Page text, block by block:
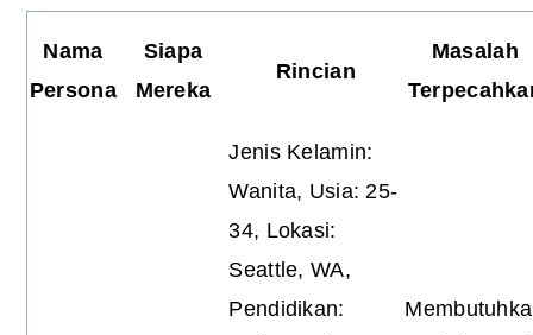
Nama
Persona
Siapa
Mereka
Rincian
Masalah
Jenis Kelamin:
Wanita, Usia: 25-
34, Lokasi:
Seattle, WA,
Pendidikan: